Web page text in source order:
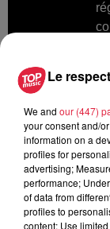
A lire aussi
Le
We and our (447)
your consent and/
information on a
profiles for
advertising;
performance;
of data from
profiles to
content; Use